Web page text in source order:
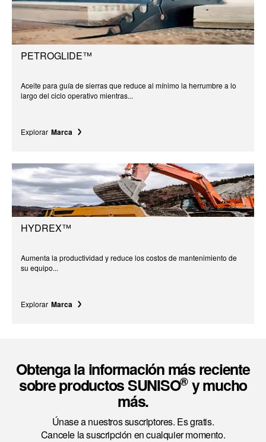
PETROGLIDE™
Aceite para guía de sierras que reduce al mínimo la herrumbre a lo
largo del ciclo operativo mientras...
Explorar Marca
HYDREX™
Aumenta la productividad y reduce los costos de mantenimiento de
su equipo...
Explorar Marca
Obtenga la información más reciente
sobre productos SUNISO® y mucho
más.
Únase a nuestros suscriptores. Es gratis.
Cancele la suscripción en cualquier momento.